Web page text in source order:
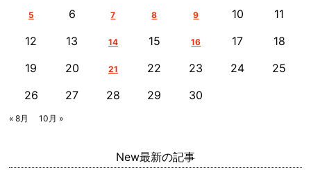
5 6 7 8 9 10
11
12
13 14 15 16 17
18
19
20 21 22 23 24
25
26
27 28 29 30
« 8月 10月 »
New最新の記事